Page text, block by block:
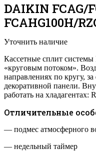
DAIKIN FCAG/
FCAHG100H/
Уточнить наличие
Кассетные сплит
«круговым потоком».
направлениях по кругу,
декоративной панели.
работать на хладагентах:
Отличительные
— подмес атмосферного
— недельный таймер